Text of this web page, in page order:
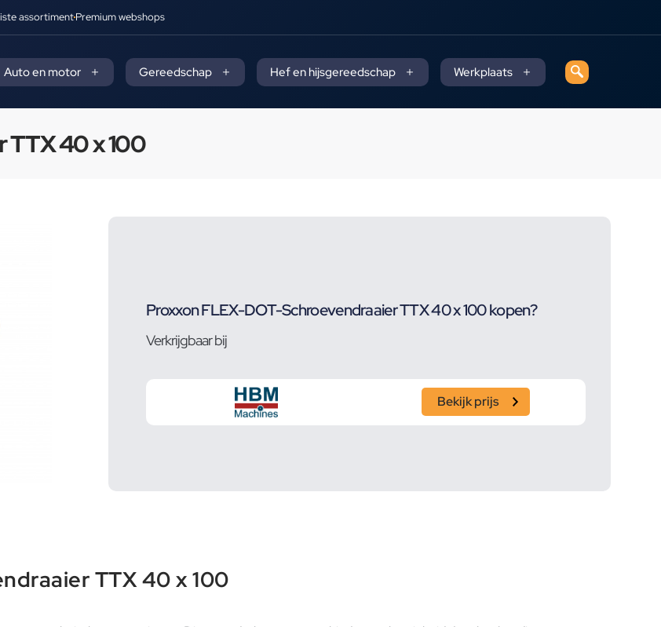
assortimentPremium webshops
Auto en motor Gereedschap Hef en hijsgereedschap Werkplaats
TTX 40 x 100
Proxxon FLEX-DOT-Schroevendraaier TTX 40 x 100 kopen?
Verkrijgbaar bij
Bekijk prijs
TTX 40 x 100